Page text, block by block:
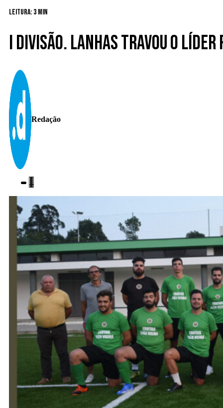
Leitura: 3 min
I divisão. Lanhas travou o líder
Redação